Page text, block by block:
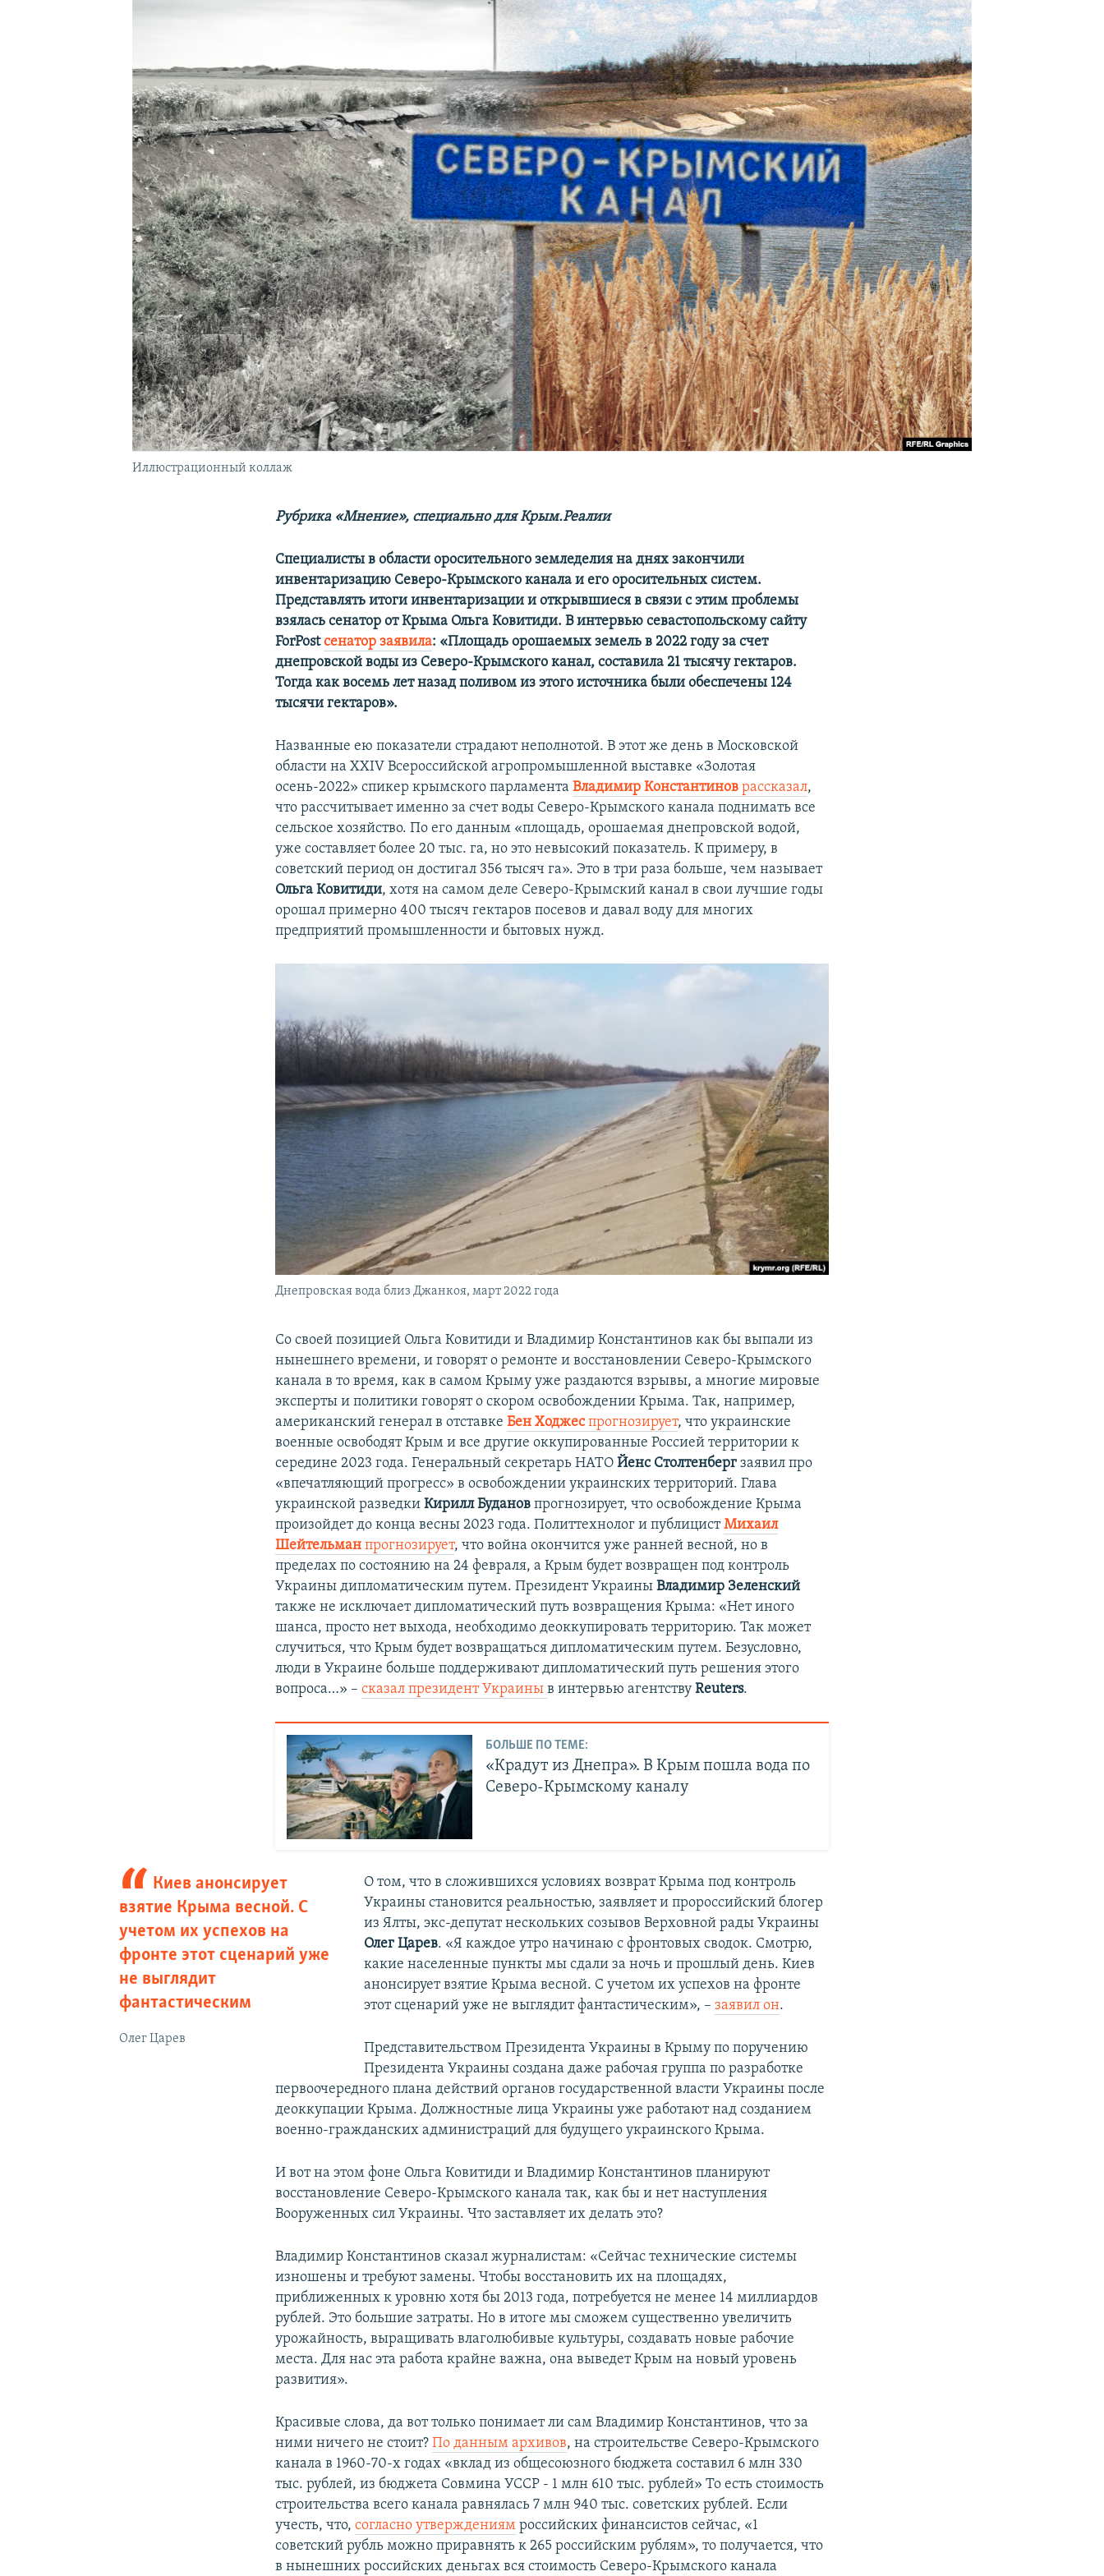
УКРАИНСКАЯ ПРОБЛЕМА КРЫМА
Иллюстрационный коллаж
Рубрика «Мнение», специально для Крым.Реалии
Специалисты в области оросительного земледелия на днях закончили
инвентаризацию Северо-Крымского канала и его оросительных систем.
Представлять итоги инвентаризации и открывшиеся в связи с этим проблемы
взялась сенатор от Крыма Ольга Ковитиди. В интервью севастопольскому сайту
ForPostсенатор заявила: «Площадь орошаемых земель в 2022 году за счет
днепровской воды из Северо-Крымского канал, составила 21 тысячу гектаров.
Тогда как восемь лет назад поливом из этого источника были обеспечены 124
тысячи гектаров».
Названные ею показатели страдают неполнотой. В этот же день в Московской
области на XXIV Всероссийской агропромышленной выставке «Золотая
осень-2022» спикер крымского парламентаВладимир Константиноврассказал,
что рассчитывает именно за счет воды Северо-Крымского канала поднимать все
сельское хозяйство. По его данным «площадь, орошаемая днепровской водой,
уже составляет более 20 тыс. га, но это невысокий показатель. К примеру, в
советский период он достигал 356 тысяч га». Это в три раза больше, чем называет
Ольга Ковитиди, хотя на самом деле Северо-Крымский канал в свои лучшие годы
орошал примерно 400 тысяч гектаров посевов и давал воду для многих
предприятий промышленности и бытовых нужд.
Днепровская вода близ Джанкоя, март 2022 года
Со своей позицией Ольга Ковитиди и Владимир Константинов как бы выпали из
нынешнего времени, и говорят о ремонте и восстановлении Северо-Крымского
канала в то время, как в самом Крыму уже раздаются взрывы, а многие мировые
эксперты и политики говорят о скором освобождении Крыма. Так, например,
американский генерал в отставкеБен Ходжеспрогнозирует, что украинские
военные освободят Крым и все другие оккупированные Россией территории к
середине 2023 года. Генеральный секретарь НАТОЙенс Столтенберг заявил про
«впечатляющий прогресс» в освобождении украинских территорий. Глава
украинской разведки Кирилл Буданов прогнозирует, что освобождение Крыма
произойдет до конца весны 2023 года. Политтехнолог и публицистМихаил
Шейтельман прогнозирует, что война окончится уже ранней весной, но в
пределах по состоянию на 24 февраля, а Крым будет возвращен под контроль
Украины дипломатическим путем. Президент Украины Владимир Зеленский
также не исключает дипломатический путь возвращения Крыма: «Нет иного
шанса, просто нет выхода, необходимо деоккупировать территорию. Так может
случиться, что Крым будет возвращаться дипломатическим путем. Безусловно,
люди в Украине больше поддерживают дипломатический путь решения этого
вопроса…» –сказал президент Украиныв интервью агентствуReuters.
БОЛЬШЕ ПО ТЕМЕ:
«Крадут из Днепра». В Крым пошла вода по
Северо-Крымскому каналу
Киев анонсирует
взятие Крыма весной. С
учетом их успехов на
фронте этот сценарий уже
не выглядит
фантастическим
Олег Царев
О том, что в сложившихся условиях возврат Крыма под контроль
Украины становится реальностью, заявляет и пророссийский блогер
из Ялты, экс-депутат нескольких созывов Верховной рады Украины
Олег Царев. «Я каждое утро начинаю с фронтовых сводок. Смотрю,
какие населенные пункты мы сдали за ночь и прошлый день. Киев
анонсирует взятие Крыма весной. С учетом их успехов на фронте
этот сценарий уже не выглядит фантастическим», – заявил он.
Представительством Президента Украины в Крыму по поручению
Президента Украины создана даже рабочая группа по разработке
первоочередного плана действий органов государственной власти Украины после
деоккупации Крыма. Должностные лица Украины уже работают над созданием
военно-гражданских администраций для будущего украинского Крыма.
И вот на этом фоне Ольга Ковитиди и Владимир Константинов планируют
восстановление Северо-Крымского канала так, как бы и нет наступления
Вооруженных сил Украины. Что заставляет их делать это?
Владимир Константинов сказал журналистам: «Сейчас технические системы
изношены и требуют замены. Чтобы восстановить их на площадях,
приближенных к уровню хотя бы 2013 года, потребуется не менее 14 миллиардов
рублей. Это большие затраты. Но в итоге мы сможем существенно увеличить
урожайность, выращивать влаголюбивые культуры, создавать новые рабочие
места. Для нас эта работа крайне важна, она выведет Крым на новый уровень
развития».
Красивые слова, да вот только понимает ли сам Владимир Константинов, что за
ними ничего не стоит?По данным архивов, на строительстве Северо-Крымского
канала в 1960-70-х годах «вклад из общесоюзного бюджета составил 6 млн 330
тыс. рублей, из бюджета Совмина УССР - 1 млн 610 тыс. рублей» То есть стоимость
строительства всего канала равнялась 7 млн 940 тыс. советских рублей. Если
учесть, что,согласно утверждениям российских финансистов сейчас, «1
советский рубль можно приравнять к 265 российским рублям», то получается, что
в нынешних российских деньгах вся стоимость Северо-Крымского канала